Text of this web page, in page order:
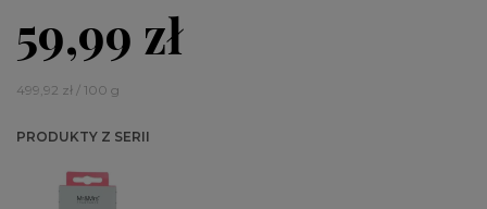
59,99 zł
499,92 zł / 100 g
PRODUKTY Z SERII